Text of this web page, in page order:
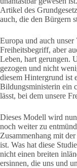
Artikel des
auch, die den Bürgern
Europa und auch
Freiheitsbegriff, aber
Leben, hart gerungen.
gezogen und nicht
diesem Hintergrund ist
Bildungsministerin ein
lässt, bei dem unsere
Dieses Modell wird
noch weiter zu
Zusammenhang mit
ist. Was hat diese
nicht einen breiten
ersinnen, die uns und